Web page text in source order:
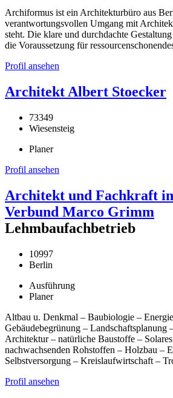
Archiformus ist ein Architekturbüro aus
verantwortungsvollen Umgang mit
steht. Die klare und durchdachte
die Voraussetzung für
Profil ansehen
Architekt Albert Stoecker
73349
Wiesensteig
Planer
Profil ansehen
Architekt und Fachkraft
Verbund Marco Grimm
Lehmbaufachbetrieb
10997
Berlin
Ausführung
Planer
Altbau u. Denkmal – Baubiologie –
Gebäudebegrünung – Landschaftsplanung
Architektur – natürliche Baustoffe –
nachwachsenden Rohstoffen – Holzbau –
Selbstversorgung – Kreislaufwirtschaft –
Profil ansehen